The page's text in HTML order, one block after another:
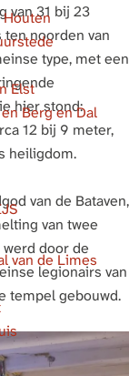
Elst
Berg en Dal
van de Limes
van 31 bij 23
noorden van
type, met een
hier stond:
12 bij 9 meter,
heiligdom.
van de Bataven,
van twee
door de
legionairs van
tempel gebouwd.